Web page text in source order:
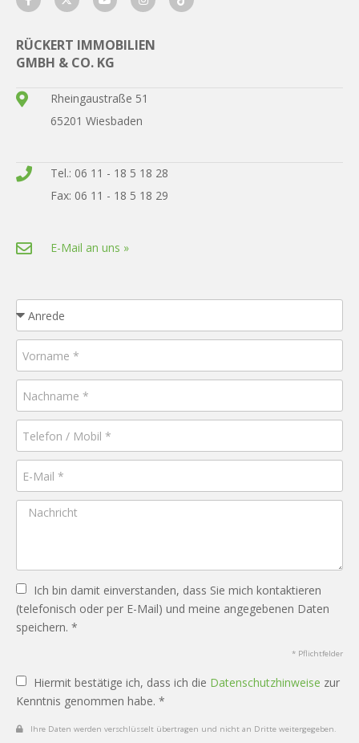
RÜCKERT IMMOBILIEN
GMBH & CO. KG
Rheingaustraße 51
65201 Wiesbaden
Tel.: 06 11 - 18 5 18 28
Fax: 06 11 - 18 5 18 29
E-Mail an uns »
Ich bin damit einverstanden, dass Sie mich kontaktieren
(telefonisch oder per E-Mail) und meine angegebenen Daten
speichern. *
* Pflichtfelder
Hiermit bestätige ich, dass ich die Datenschutzhinweise zur
Kenntnis genommen habe. *
Ihre Daten werden verschlüsselt übertragen und nicht an Dritte weitergegeben.